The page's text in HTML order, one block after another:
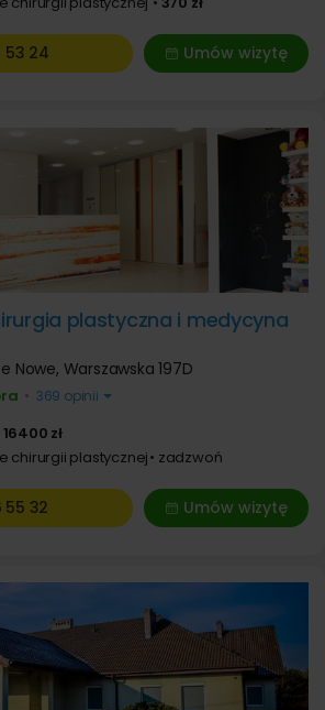
Umów wizytę
53 24
plastyczna i medycyna
Nowe, Warszawska 197D
• 369 opinii
16400 zł
chirurgii plastycznej zadzwoń
Umów wizytę
55 32